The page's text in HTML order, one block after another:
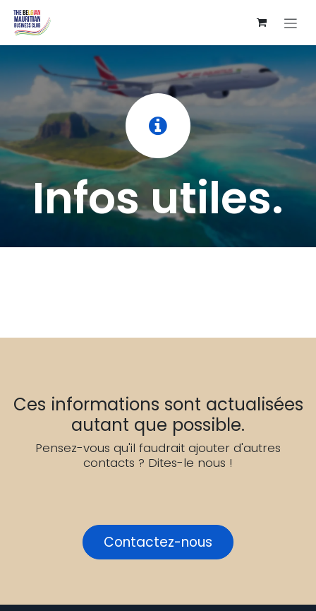
Se rendre au contenu
Infos utiles.
Ces informations sont actualisées
autant que possible.
Pensez-vous qu'il faudrait ajouter d'autres
contacts ? Dites-le nous !
Contactez-nous